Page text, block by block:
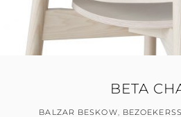
BETA
BALZAR BESKOW,